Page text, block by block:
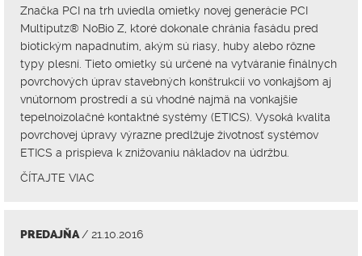
Značka PCI na trh uviedla omietky novej generácie PCI
Multiputz® NoBio Z, ktoré dokonale chránia fasádu pred
biotickým napadnutím, akým sú riasy, huby alebo rôzne
typy plesní. Tieto omietky sú určené na vytváranie finálnych
povrchových úprav stavebných konštrukcií vo vonkajšom aj
vnútornom prostredí a sú vhodné najmä na vonkajšie
tepelnoizolačné kontaktné systémy (ETICS). Vysoká kvalita
povrchovej úpravy výrazne predlžuje životnosť systémov
ETICS a prispieva k znižovaniu nákladov na údržbu.
ČÍTAJTE VIAC
PREDAJŇA/ 21.10.2016